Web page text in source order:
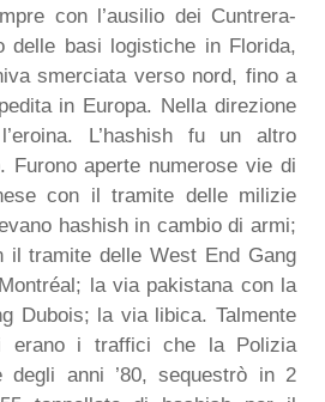
con l’ausilio dei Cuntrera-
delle basi logistiche in Florida,
smerciata verso nord, fino a
in Europa. Nella direzione
L’hashish fu un altro
Furono aperte numerose vie di
con il tramite delle milizie
hashish in cambio di armi;
il tramite delle West End Gang
la via pakistana con la
Dubois; la via libica. Talmente
erano i traffici che la Polizia
degli anni ’80, sequestrò in 2